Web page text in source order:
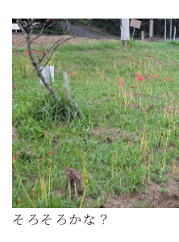
そろそろかな？